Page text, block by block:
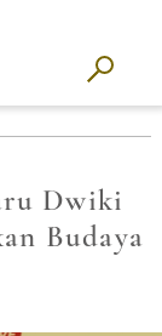
Dwiki
Budaya